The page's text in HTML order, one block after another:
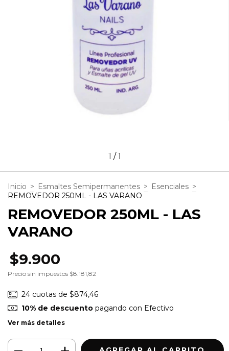
1 /1
Inicio > Esmaltes Semipermanentes > Esenciales >
REMOVEDOR 250ML - LAS VARANO
REMOVEDOR 250ML - LAS
VARANO
$9.900
Precio sin impuestos $8.181,82
24 cuotas de $874,46
10% de descuentopagando con Efectivo
Ver más detalles